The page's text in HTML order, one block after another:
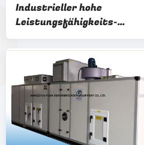
Industrieller hohe
Leistungsfähigkeits-
trocknender Rotor-
Trockenmittel-Entwurf
RH≤25%